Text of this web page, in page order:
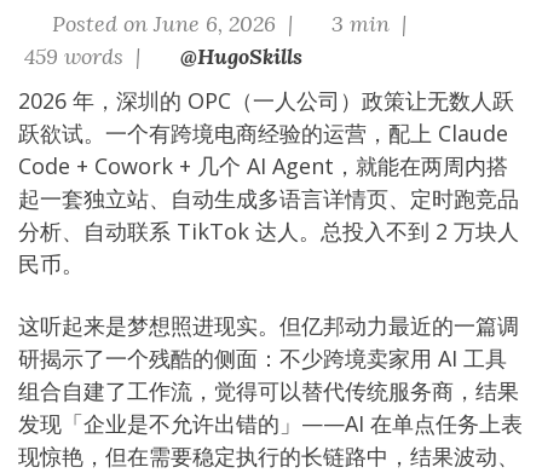
Posted on June 6, 2026 |
3 min |
459 words |
@HugoSkills
2026 年，深圳的 OPC（一人公司）政策让无数人跃
跃欲试。一个有跨境电商经验的运营，配上 Claude
Code + Cowork + 几个 AI Agent，就能在两周内搭
起一套独立站、自动生成多语言详情页、定时跑竞品
分析、自动联系 TikTok 达人。总投入不到 2 万块人
民币。
这听起来是梦想照进现实。但亿邦动力最近的一篇调
研揭示了一个残酷的侧面：不少跨境卖家用 AI 工具
组合自建了工作流，觉得可以替代传统服务商，结果
发现「企业是不允许出错的」——AI 在单点任务上表
现惊艳，但在需要稳定执行的长链路中，结果波动、